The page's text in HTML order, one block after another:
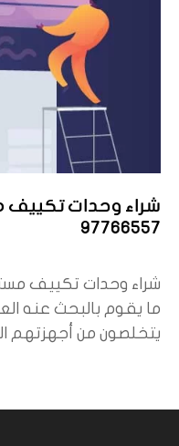
شراء وحدات تكييف
97766557
شراء وحدات تكييف
ما يقوم بالبحث عنه
يتخلصون من أجهزتهم